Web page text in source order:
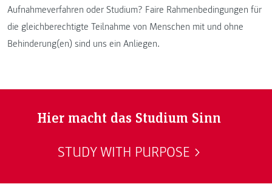
Aufnahmeverfahren oder Studium? Faire Rahmenbedingungen für
die gleichberechtigte Teilnahme von Menschen mit und ohne
Behinderung(en) sind uns ein Anliegen.
Hier macht das Studium Sinn
STUDY WITH PURPOSE